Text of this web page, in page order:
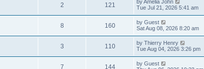
2 121 byAmelia John
Tue Jul 21, 2026 5:41 am
8 160 by Guest
Sat Aug 08, 2026 8:20 am
3 110 by Thierry Henry
Tue Aug 04, 2026 3:26 pm
7 144 by Guest